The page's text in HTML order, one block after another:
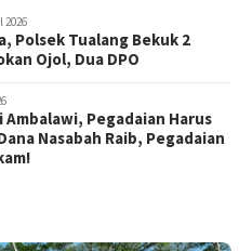
2026
Polsek Tualang Bekuk 2
Ojol, Dua DPO
Ambalawi, Pegadaian Harus
Nasabah Raib, Pegadaian